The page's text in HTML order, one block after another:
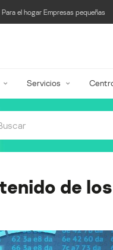
Para el hogar Empresas pequeñas
Servicios
de